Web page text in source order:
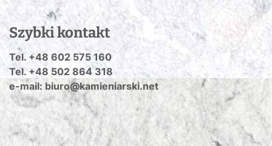
Szybki kontakt
Tel. +48 602 575 160
Tel. +48 502 864 318
e-mail: biuro@kamieniarski.net